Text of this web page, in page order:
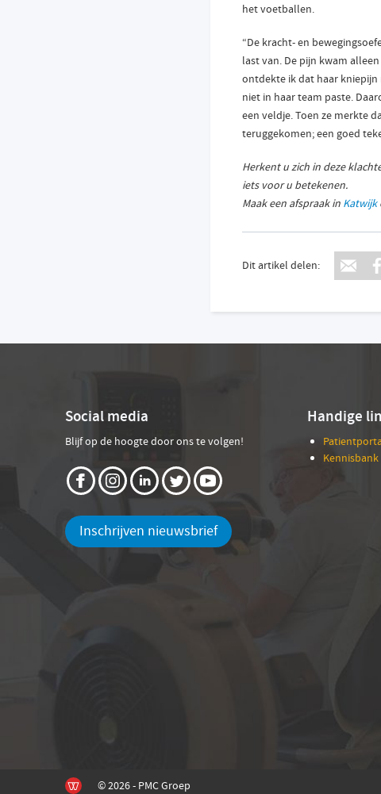
het voetballen.
“De kracht- en
last van. De pijn kwam
ontdekte ik dat haar kniepijn
niet in haar team paste.
een veldje. Toen ze merkte
teruggekomen; een goed
Herkent u zich in deze
iets voor u betekenen.
Maak een afspraak in Katwijk
Dit artikel delen:
Social media
Blijf op de hoogte door ons te volgen!
Inschrijven nieuwsbrief
Handige
Kennisbank
© 2026 - PMC Groep